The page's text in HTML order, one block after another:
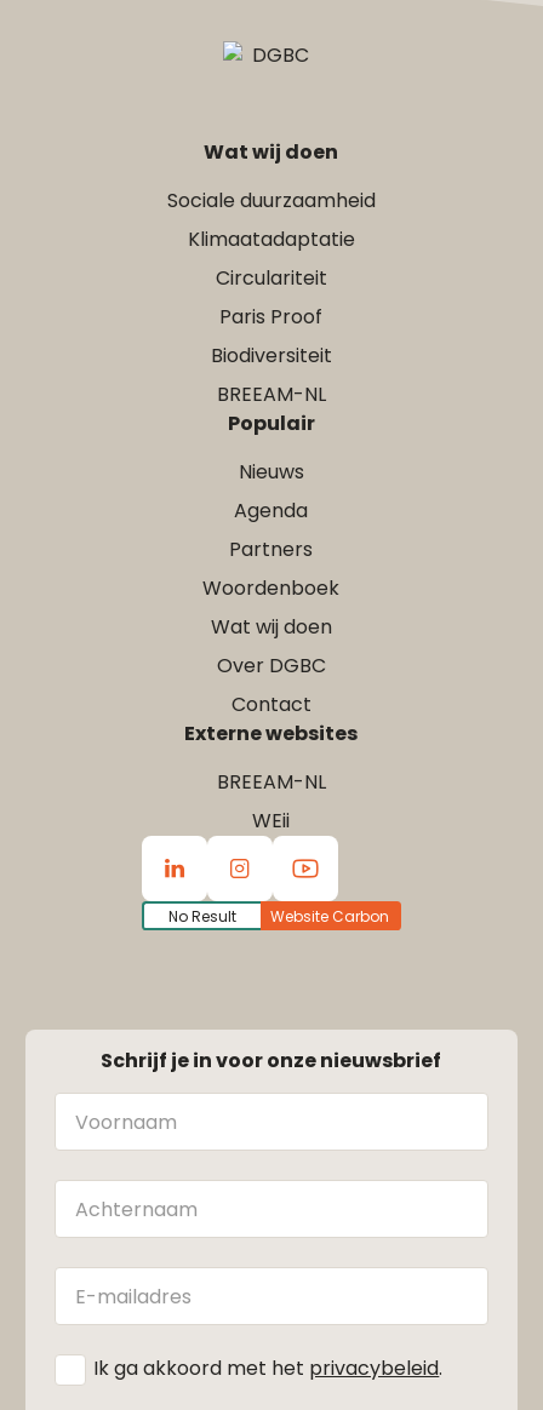
Wat wij doen
Sociale duurzaamheid
Klimaatadaptatie
Circulariteit
Paris Proof
Biodiversiteit
BREEAM-NL
Populair
Nieuws
Agenda
Partners
Woordenboek
Wat wij doen
Over DGBC
Contact
Externe websites
BREEAM-NL
WEii
No Result Website Carbon
Schrijf je in voor onze nieuwsbrief
Naam
Achternaam
E-
mailadres
* Ik ga akkoord met het privacybeleid.